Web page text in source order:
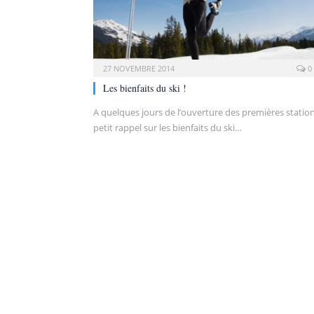
27 NOVEMBRE 2014 0
Les bienfaits du ski !
A quelques jours de l’ouverture des premières
petit rappel sur les bienfaits du ski…